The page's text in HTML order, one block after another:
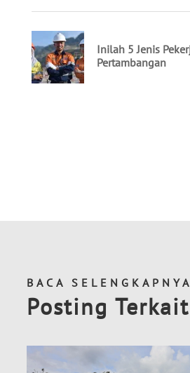
BACA SELENGKAPNYA
Posting Terkait